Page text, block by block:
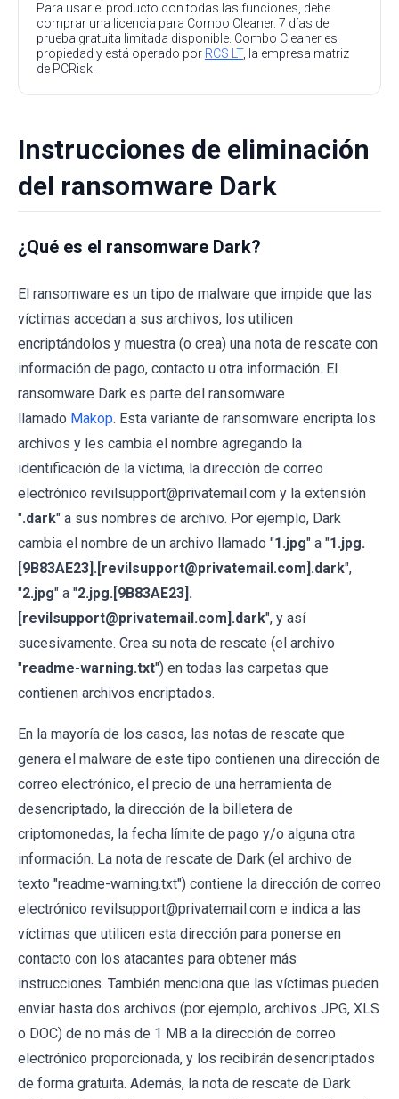
Para usar el producto con todas las funciones, debe
comprar una licencia para Combo Cleaner. 7 días de
prueba gratuita limitada disponible. Combo Cleaner es
propiedad y está operado por RCS LT, la empresa matriz
de PCRisk.
Instrucciones de eliminación
del ransomware Dark
¿Qué es el ransomware Dark?
El ransomware es un tipo de malware que impide que las
víctimas accedan a sus archivos, los utilicen
encriptándolos y muestra (o crea) una nota de rescate con
información de pago, contacto u otra información. El
ransomware Dark es parte del ransomware
llamado Makop. Esta variante de ransomware encripta los
archivos y les cambia el nombre agregando la
identificación de la víctima, la dirección de correo
electrónico revilsupport@privatemail.com y la extensión
".dark" a sus nombres de archivo. Por ejemplo, Dark
cambia el nombre de un archivo llamado "1.jpg" a "1.jpg.
[9B83AE23].[revilsupport@privatemail.com].dark",
"2.jpg" a "2.jpg.[9B83AE23].
[revilsupport@privatemail.com].dark", y así
sucesivamente. Crea su nota de rescate (el archivo
"readme-warning.txt") en todas las carpetas que
contienen archivos encriptados.
En la mayoría de los casos, las notas de rescate que
genera el malware de este tipo contienen una dirección de
correo electrónico, el precio de una herramienta de
desencriptado, la dirección de la billetera de
criptomonedas, la fecha límite de pago y/o alguna otra
información. La nota de rescate de Dark (el archivo de
texto "readme-warning.txt") contiene la dirección de correo
electrónico revilsupport@privatemail.com e indica a las
víctimas que utilicen esta dirección para ponerse en
contacto con los atacantes para obtener más
instrucciones. También menciona que las víctimas pueden
enviar hasta dos archivos (por ejemplo, archivos JPG, XLS
o DOC) de no más de 1 MB a la dirección de correo
electrónico proporcionada, y los recibirán desencriptados
de forma gratuita. Además, la nota de rescate de Dark